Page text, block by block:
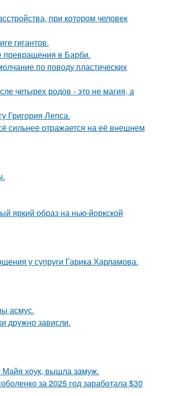
при котором человек
гигантов.
превращения в Барби.
по поводу пластических
четырех родов - это не магия, а
Григория Лепса.
сильнее отражается на её внешнем
яркий образ на нью-йоркской
у супруги Гарика Харламова.
асмус.
дружно зависли.
Майя хоук, вышла замуж.
за 2025 год заработала $30